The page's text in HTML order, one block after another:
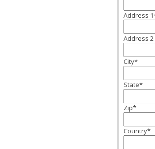
Address 1
Address 2
City*
State*
Zip*
Country*